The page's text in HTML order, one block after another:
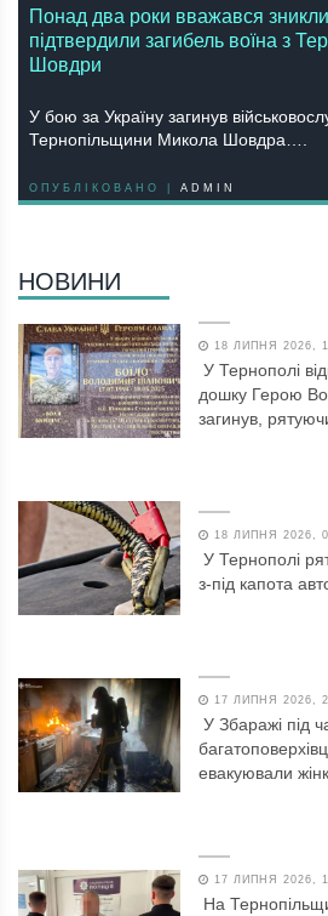
Понад два роки вважався
підтвердили загибель воїна з
Шовдри
У бою за Україну загинув
Тернопільщини Микола Шовдра….
ОПУБЛІКОВАНО | ADMIN
НОВИНИ
18 ЛИПНЯ 2026,
У Тернополі
дошку Герою
загинув,
18 ЛИПНЯ 2026,
У Тернополі
з-під капота
17 ЛИПНЯ 2026,
У Збаражі під
евакуювали
17 ЛИПНЯ 2026,
На